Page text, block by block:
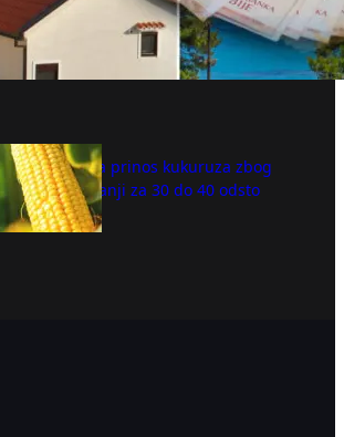
Cene letovanja na Jadranu i Egeju: gde je
najskuplje
avgust 8, 2026
Očekuje se da prinos kukuruza zbog
suše bude manji za 30 do 40 odsto
avgust 8, 2026